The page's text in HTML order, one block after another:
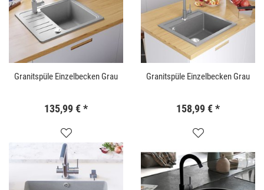
Granitspüle Einzelbecken Grau
135,99 €*
Granitspüle Einzelbecken Grau
158,99 €*